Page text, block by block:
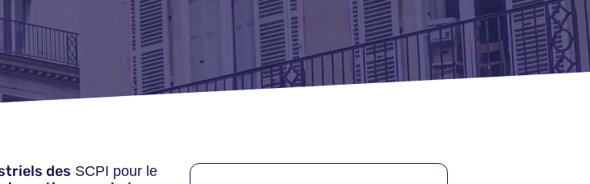
des SCPI pour le